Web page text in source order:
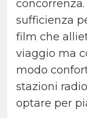
sufficienza
film che
viaggio ma
modo
stazioni
optare per